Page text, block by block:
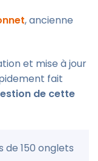
, ancienne
et mise à jour
fait
de cette
150 onglets